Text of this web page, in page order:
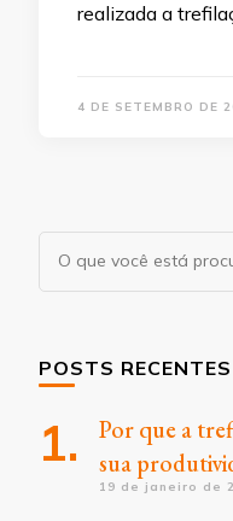
realizada a
4 DE SETEMBRO DE
Procurando
algo?
POSTS RECENTES
Por que a
sua
19 de janeiro de